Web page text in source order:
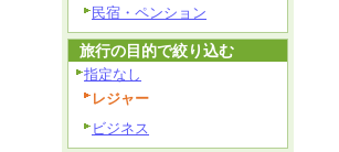
民宿・ペンション
旅行の目的で絞り込む
指定なし
レジャー
ビジネス